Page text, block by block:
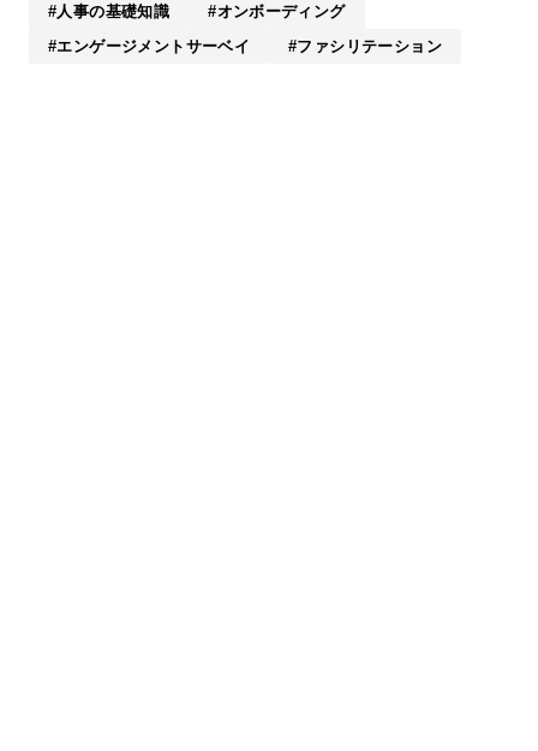
人事の基礎知識
オンボーディング
エンゲージメントサーベイ
ファシリテーション